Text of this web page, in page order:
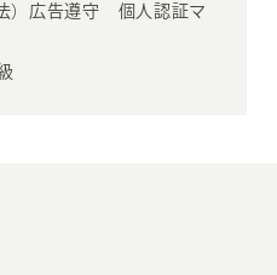
）広告遵守 個人認証マ